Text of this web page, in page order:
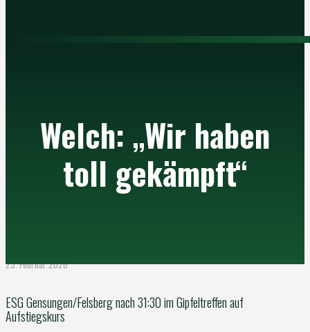
Welch: „Wir haben
toll gekämpft“
23. Februar 2026
ESG Gensungen/Felsberg nach 31:30 im Gipfeltreffen auf
Aufstiegskurs